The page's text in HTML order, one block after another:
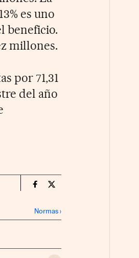
es uno
beneficio.
millones.
por 71,31
del año
Companias Cinco Días en
Companias Cinco Días
Normas›